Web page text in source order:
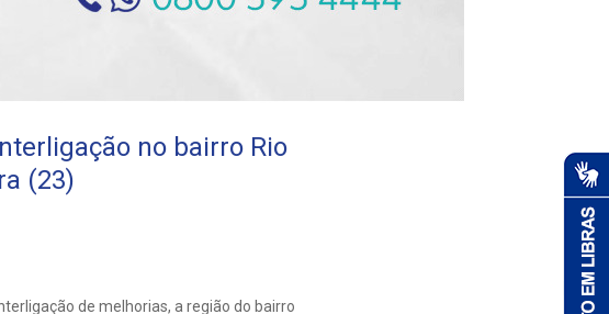
no bairro Rio
(23)
de melhorias, a região do bairro